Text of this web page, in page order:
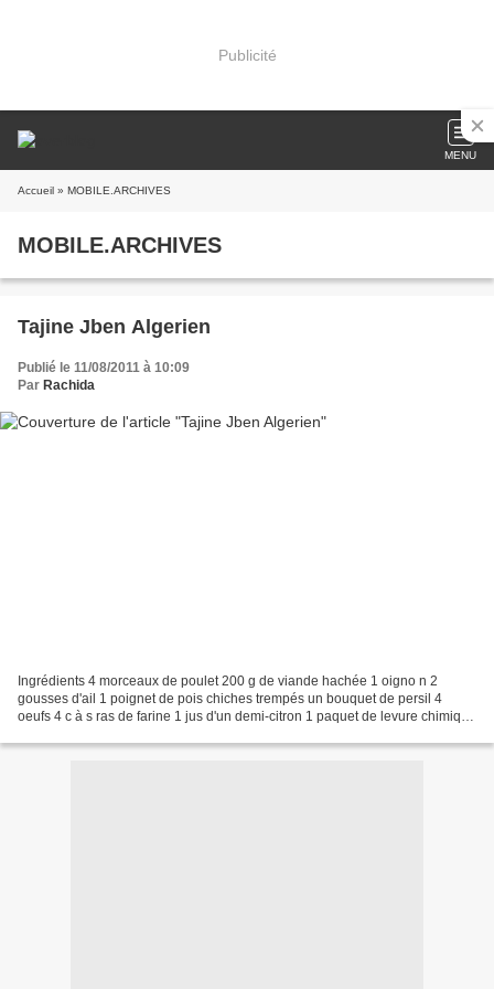
Publicité
MENU
Accueil » MOBILE.ARCHIVES
MOBILE.ARCHIVES
Tajine Jben Algerien
Publié le 11/08/2011 à 10:09
Par Rachida
Ingrédients 4 morceaux de poulet 200 g de viande hachée 1 oigno n 2
gousses d'ail 1 poignet de pois chiches trempés un bouquet de persil 4
oeufs 4 c à s ras de farine 1 jus d'un demi-citron 1 paquet de levure chimique